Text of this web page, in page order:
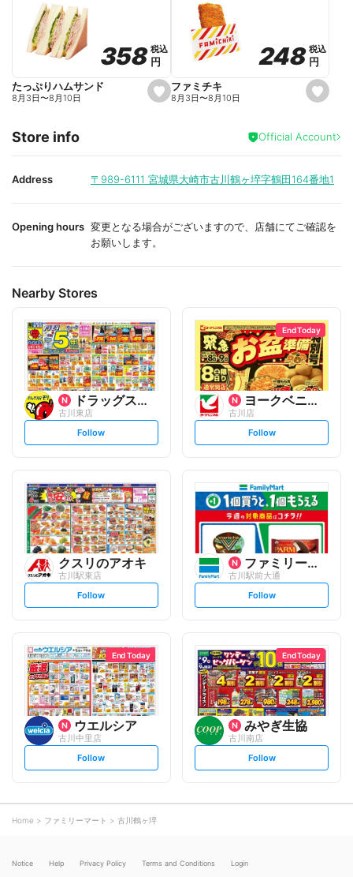
o
r
i
e
o
r
i
e
s
e
i
t
358
358税込
税込
円
円
たっぷりハムサンド
8月3日〜8月10日
s
e
a
i
t
248
248 税込
税込
円
円
ファミチキ
8月3日〜8月10日
Store info Official Account
Address 〒989-6111 宮城県大崎市古川鶴ヶ埣字鶴田164番地1
Opening hours 変更となる場合がございますので、店舗にてご確認を
お願いします。
Nearby Stores
ドラッグストアモリ
古川東店
s
l
o
w
Follow
End Today
ヨークベニマル
古川店
s
l
o
w
Follow
クスリのアオキ
古川駅東店
s
l
o
w
Follow
ファミリーマート
古川駅前大通
s
o
w
Follow
End Today
ウエルシア
古川中里店
s
l
o
Follow
End Today
みやぎ生協
古川南店
s
l
Follow
Home ファミリーマート 古川鶴ヶ埣
Notice Help Privacy Policy Terms and Conditions Login